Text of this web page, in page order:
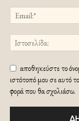
αποθηκεύστε το
ιστότοπό μου σε αυτό
φορά που θα σχολιάσω.